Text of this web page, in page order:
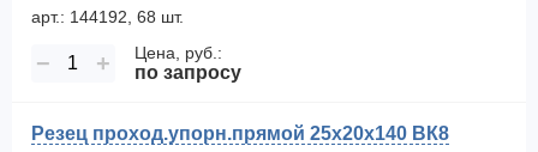
арт.: 144192, 68 шт.
− + Цена, руб.:
по запросу
Резец проход.упорн.прямой 25х20х140 ВК8